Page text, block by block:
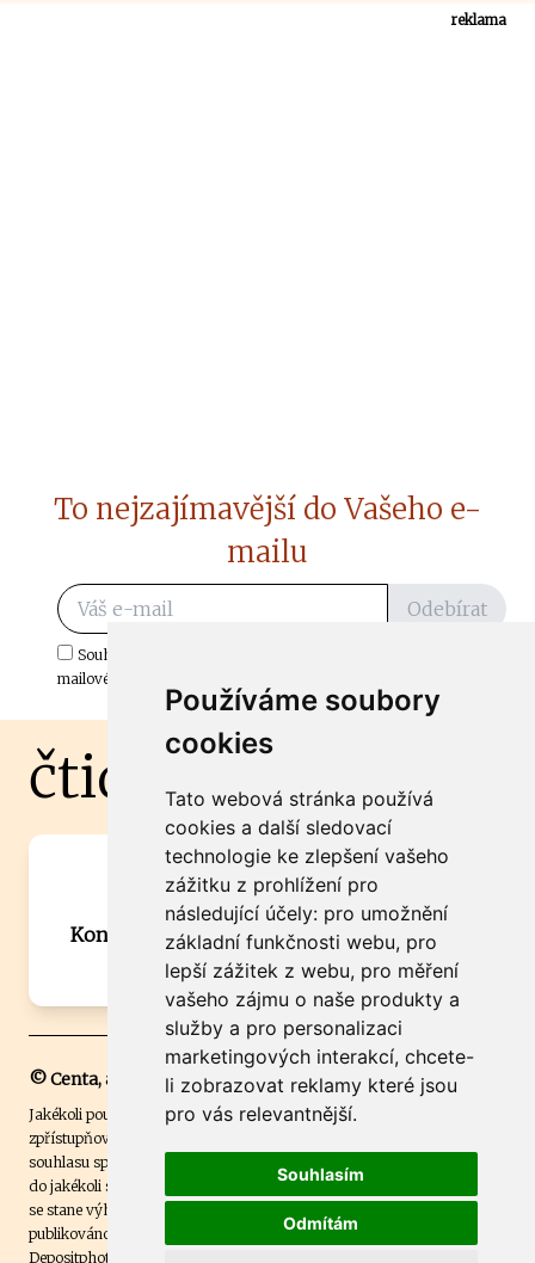
Používáme soubory
cookies
Tato webová stránka používá
cookies a další sledovací
technologie ke zlepšení vašeho
zážitku z prohlížení pro
následující účely: pro umožnění
základní funkčnosti webu, pro
lepší zážitek z webu, pro měření
vašeho zájmu o naše produkty a
služby a pro personalizaci
marketingových interakcí, chcete-
li zobrazovat reklamy které jsou
pro vás relevantnější.
Souhlasím
Odmítám
reklama
To nejzajímavější do Vašeho e-
mailu
Odebírat
Souhlasím s odběrem důležitých zpráv ze ČtiDoma.cz do mé e-
mailové schránky.
čtidoma.cz
Máte zajímavou informaci? Chcete
spolupracovat?
Kontaktujte šéfredaktora Martina Chalupu:
chalupa@ctidoma.cz
© Centa, a.s.
Jakékoli použití obsahu včetně převzetí, šíření či dalšího užití a
zpřístupňování textových či obrazových materiálů bez písemného
souhlasu společnosti Centa,a.s. je zakázáno. Čtenář svým přihlášením
do jakékoli soutěže na našem webu dává souhlas s tím, že v případě, že
se stane výhercem této soutěže, může být jeho jméno na webu
publikováno. Centa, a.s. využívala licenci ČTK a využívá fotografie z
Depositphotos